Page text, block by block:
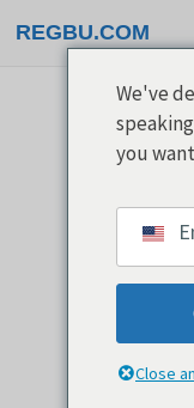
na
REGBU.COM
We've
you
Close